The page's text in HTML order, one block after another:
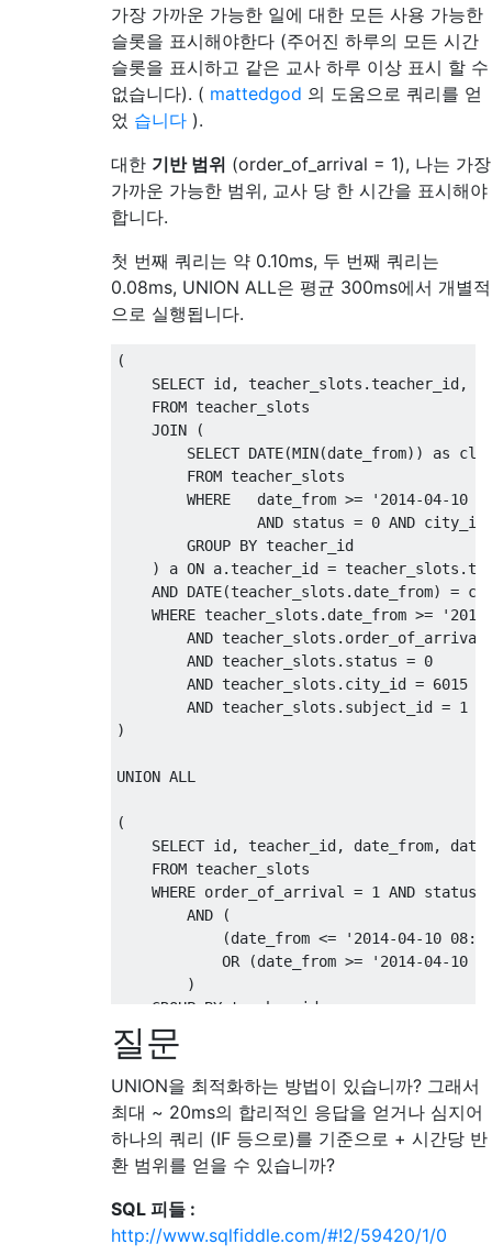
가장 가까운 가능한 일에 대한 모든 사용 가능한
슬롯을 표시해야한다 (주어진 하루의 모든 시간
슬롯을 표시하고 같은 교사 하루 이상 표시 할 수
없습니다). ( mattedgod 의 도움으로 쿼리를 얻
었 습니다 ).
대한 기반 범위 (order_of_arrival = 1), 나는 가장
가까운 가능한 범위, 교사 당 한 시간을 표시해야
합니다.
첫 번째 쿼리는 약 0.10ms, 두 번째 쿼리는
0.08ms, UNION ALL은 평균 300ms에서 개별적
으로 실행됩니다.
(
SELECT id , teacher_slots .teacher_id ,
FROM teacher_slots
JOIN
(
SELECT DATE(MIN(date_from)) as
FROM teacher_slots
WHERE
   date_from
>=
'2014-04-10
AND status = 0 AND
GROUP BY teacher_id
)
a ON a.teacher_id = teacher_slots .
AND DATE(teacher_slots . date_from) =
WHERE teacher_slots . date_from >=
AND teacher_slots .
AND teacher_slots . status = 0
AND teacher_slots . city_id = 6015
AND teacher_slots . subject_id = 1
)
UNION ALL
(
SELECT id , teacher_id , date_from,
FROM teacher_slots
WHERE order_of_arrival = 1 AND status
AND
(
(date_from <=
'2014-04-10
OR
(date_from >=
'2014-04-10
)
GROUP BY
)
ORDER BY date_from ASC ;
질문
UNION을 최적화하는 방법이 있습니까? 그래서
최대 ~ 20ms의 합리적인 응답을 얻거나 심지어
하나의 쿼리 (IF 등으로)를 기준으로 + 시간당 반
환 범위를 얻을 수 있습니까?
SQL 피들 :
http://www.sqlfiddle.com/#!2/59420/1/0